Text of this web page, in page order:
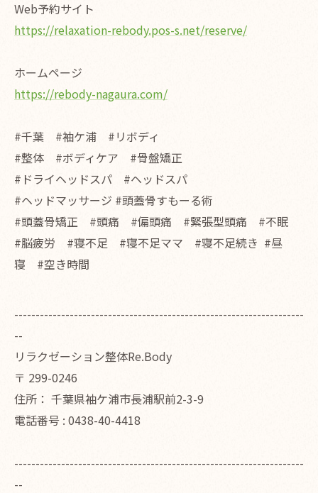
Web予約サイト
https://relaxation-rebody.pos-s.net/reserve/
ホームページ
https://rebody-nagaura.com/
#千葉 #袖ケ浦 #リボディ
#整体 #ボディケア #骨盤矯正
#ドライヘッドスパ #ヘッドスパ
#ヘッドマッサージ #頭蓋骨すもーる術
#頭蓋骨矯正 #頭痛 #偏頭痛 #緊張型頭痛 #不眠
#脳疲労 #寝不足 #寝不足ママ #寝不足続き #昼
寝 #空き時間
--------------------------------------------------------------------
--
リラクゼーション整体Re.Body
〒 299-0246
住所： 千葉県袖ケ浦市長浦駅前2-3-9
電話番号 : 0438-40-4418
--------------------------------------------------------------------
--